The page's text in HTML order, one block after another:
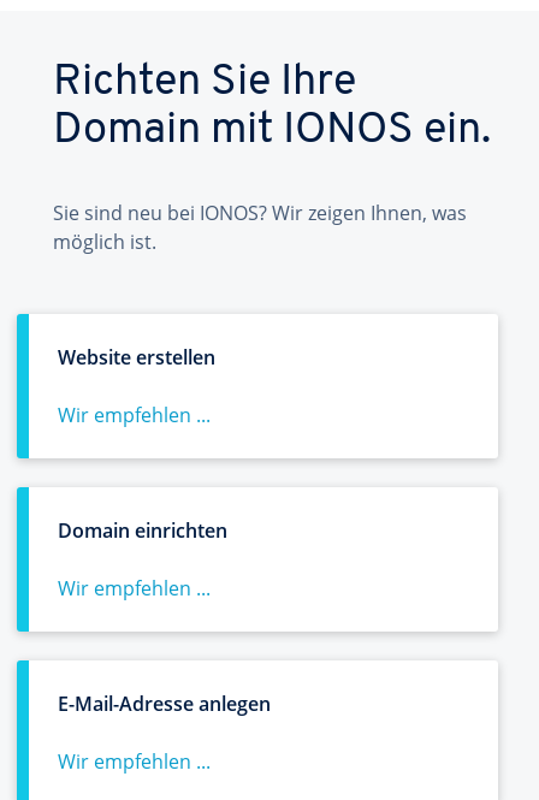
Richten Sie Ihre
Domain mit IONOS ein.
Sie sind neu bei IONOS? Wir zeigen Ihnen, was
möglich ist.
Website erstellen
Wir empfehlen ...
Domain einrichten
Wir empfehlen ...
E-Mail-Adresse anlegen
Wir empfehlen ...